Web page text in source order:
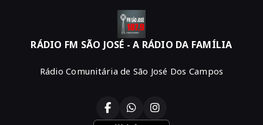
RÁDIO FM SÃO JOSÉ - A RÁDIO DA FAMÍLIA
Rádio Comunitária de São José Dos Campos